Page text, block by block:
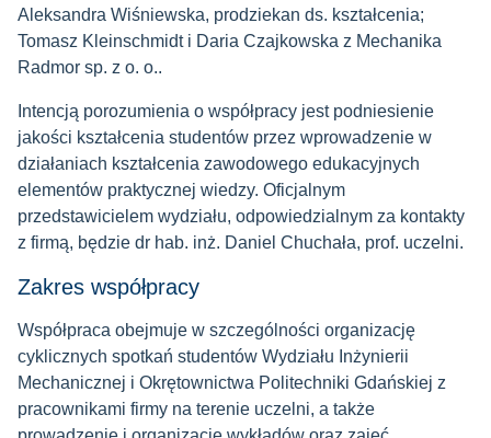
Aleksandra Wiśniewska, prodziekan ds. kształcenia;
Tomasz Kleinschmidt i Daria Czajkowska z Mechanika
Radmor sp. z o. o..
Intencją porozumienia o współpracy jest podniesienie
jakości kształcenia studentów przez wprowadzenie w
działaniach kształcenia zawodowego edukacyjnych
elementów praktycznej wiedzy. Oficjalnym
przedstawicielem wydziału, odpowiedzialnym za kontakty
z firmą, będzie dr hab. inż. Daniel Chuchała, prof. uczelni.
Zakres współpracy
Współpraca obejmuje w szczególności organizację
cyklicznych spotkań studentów Wydziału Inżynierii
Mechanicznej i Okrętownictwa Politechniki Gdańskiej z
pracownikami firmy na terenie uczelni, a także